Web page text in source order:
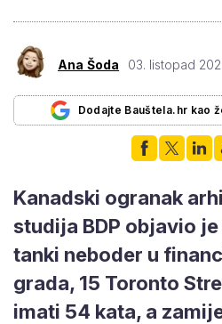
Ana Šoda 03. listopad
Dodajte Bauštela.hr kao
Kanadski ogranak
studija BDP objavio
tanki neboder u
grada, 15 Toronto
imati 54 kata, a